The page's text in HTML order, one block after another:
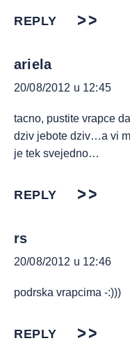
REPLY
ariela
20/08/2012 u 12:45
tacno, pustite vrapce
dziv jebote dziv…a vi
je tek svejedno…
REPLY
rs
20/08/2012 u 12:46
podrska vrapcima -:)))
REPLY